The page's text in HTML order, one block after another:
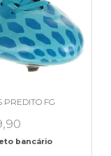
PREDITO FG
bancário